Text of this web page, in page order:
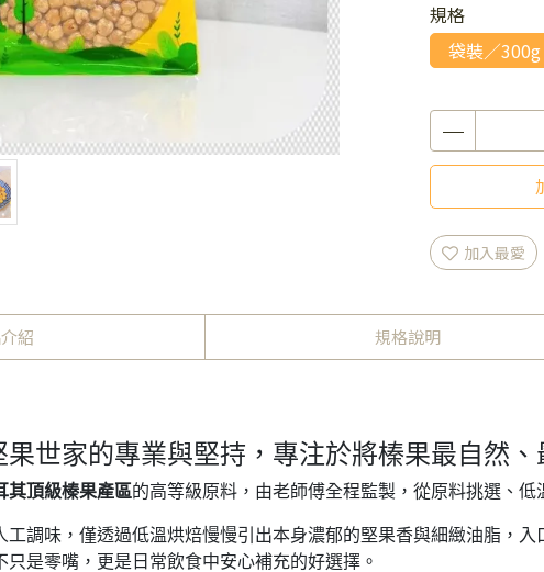
規格
袋裝／300g
加入最愛
紹 規格說明
世家的專業與堅持，專注於將榛果最自然、
其頂級榛果產區的高等級原料，由老師傅全程監製，從原料挑選、
調味，僅透過低溫烘焙慢慢引出本身濃郁的堅果香與細緻油脂，入
是零嘴，更是日常飲食中安心補充的好選擇。